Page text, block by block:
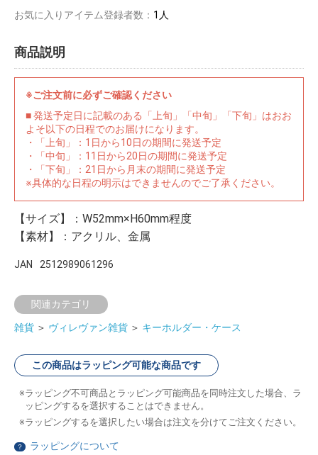
お気に入りアイテム登録者数： 1人
商品説明
※ご注文前に必ずご確認ください
■ 発送予定日に記載のある「上旬」「中旬」「下旬」はおお
よそ以下の日程でのお届けになります。
・「上旬」：1日から10日の期間に発送予定
・「中旬」：11日から20日の期間に発送予定
・「下旬」：21日から月末の期間に発送予定
※具体的な日程の明示はできませんのでご了承ください。
【サイズ】：W52mm×H60mm程度
【素材】：アクリル、金属
JAN 2512989061296
関連カテゴリ
雑貨 ＞ ヴィレヴァン雑貨 ＞ キーホルダー・ケース
この商品はラッピング可能な商品です
ラッピング不可商品とラッピング可能商品を同時注文した場合、ラ
ッピングするを選択することはできません。
ラッピングするを選択したい場合は注文を分けてご注文ください。
？ ラッピングについて
イラストレ
アダルトグ